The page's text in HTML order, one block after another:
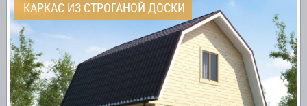
КАРКАС ИЗ СТРОГАНОЙ ДОСКИ